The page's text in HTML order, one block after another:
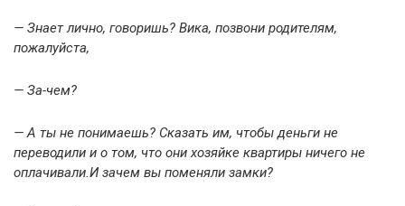
— Знает лично, говоришь? Вика, позвони родителям,
пожалуйста,
— За-чем?
— А ты не понимаешь? Сказать им, чтобы деньги не
переводили и о том, что они хозяйке квартиры ничего не
оплачивали.И зачем вы поменяли замки?